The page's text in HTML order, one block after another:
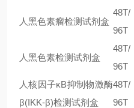
人黑色素瘤检测试剂盒
48T/
96T
人黑色素检测试剂盒
48T/
96T
人核因子κB抑制物激酶
β(IKK-β)检测试剂盒
48T/
96T